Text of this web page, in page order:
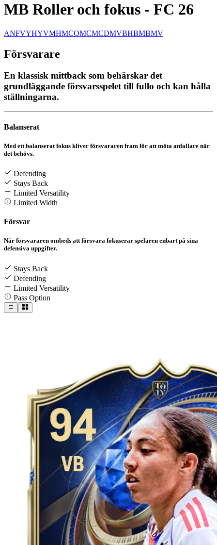
MB Roller och fokus - FC 26
ANFVYHYVMHMCOMCMCDMVBHBMBMV
Försvarare
En klassisk mittback som behärskar det
grundläggande försvarsspelet till fullo och kan hålla
ställningarna.
Balanserat
Med ett balanserat fokus kliver försvararen fram för att möta anfallare när
det behövs.
Defending
Stays Back
Limited Versatility
Limited Width
Försvar
När försvararen ombeds att försvara fokuserar spelaren enbart på sina
defensiva uppgifter.
Stays Back
Defending
Limited Versatility
Pass Option